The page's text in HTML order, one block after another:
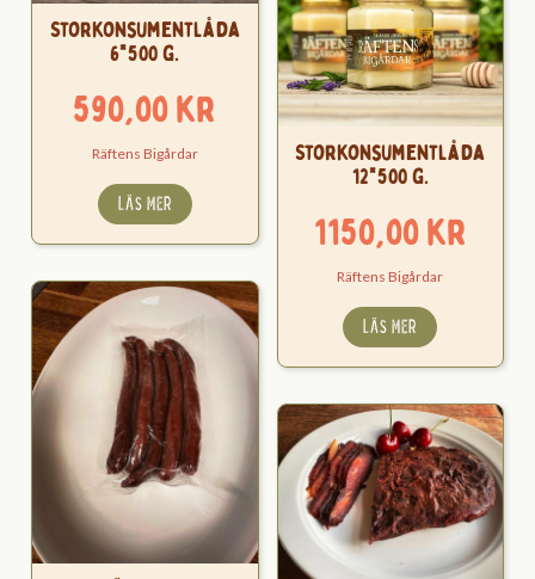
Storkonsumentlåda
6*500 g.
590,00kr
Räftens Bigårdar
LÄS MER
Storkonsumentlåda
12*500 g.
1150,00kr
Räftens Bigårdar
LÄS MER